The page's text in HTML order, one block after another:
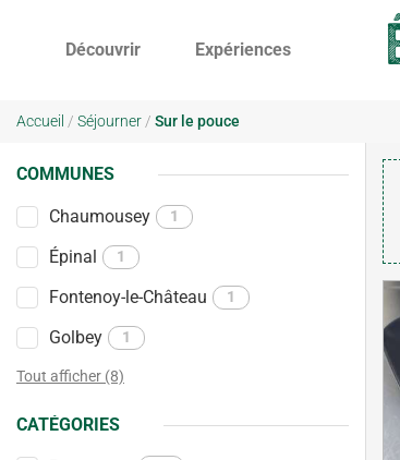
Découvrir Expériences
Accueil / Séjourner / Sur le pouce
COMMUNES
Chaumousey 1
Épinal 1
Fontenoy-le-Château 1
Golbey 1
Tout afficher (8)
CATÉGORIES